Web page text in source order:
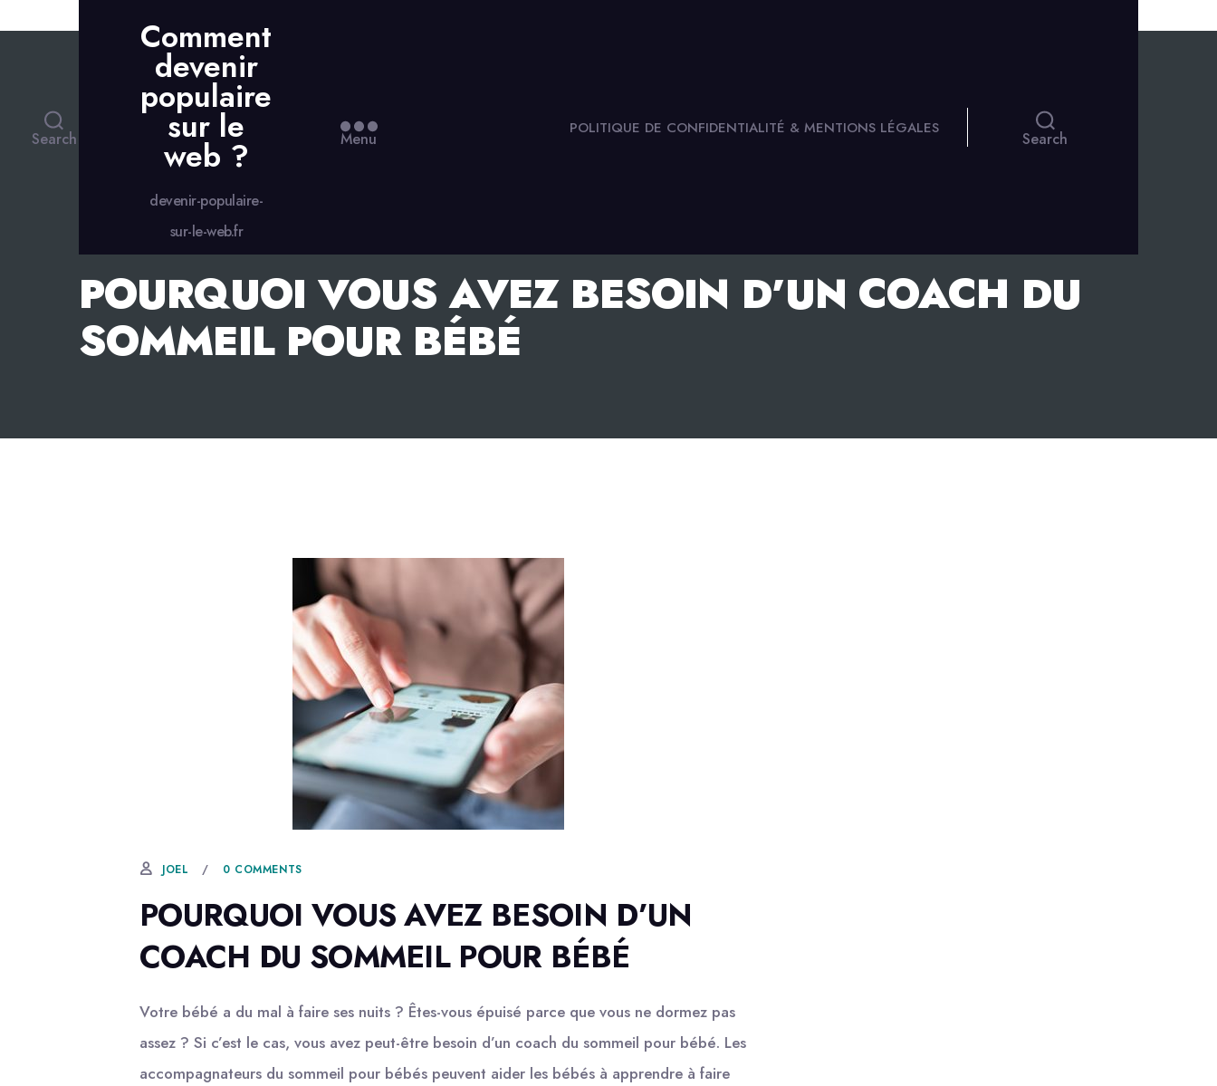
Search
Comment
devenir
populaire
sur le
web ?
devenir-populaire-
sur-le-web.fr
Menu
POLITIQUE DE CONFIDENTIALITÉ & MENTIONS LÉGALES
Search
POURQUOI VOUS AVEZ BESOIN D’UN COACH DU
SOMMEIL POUR BÉBÉ
JOEL 0 COMMENTS
POURQUOI VOUS AVEZ BESOIN D’UN
COACH DU SOMMEIL POUR BÉBÉ
Votre bébé a du mal à faire ses nuits ? Êtes-vous épuisé parce que vous ne dormez pas
assez ? Si c’est le cas, vous avez peut-être besoin d’un coach du sommeil pour bébé. Les
accompagnateurs du sommeil pour bébés peuvent aider les bébés à apprendre à faire